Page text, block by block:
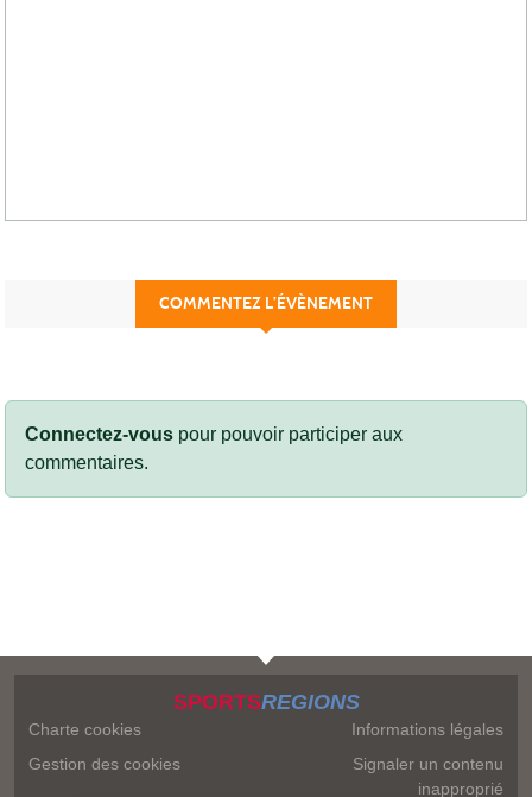
COMMENTEZ L’ÉVÈNEMENT
Connectez-vous pour pouvoir participer aux
commentaires.
SPORTSREGIONS
Charte cookies
Gestion des cookies
Informations légales
Signaler un contenu
inapproprié